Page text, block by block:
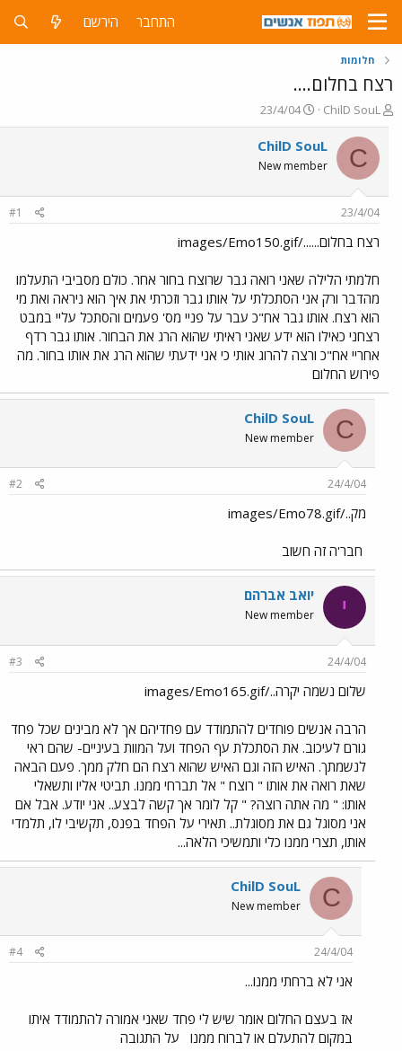
התחבר הירשם
חלומות
רצח בחלום....
פ
ו
ת
ח
ה
ש
א
ChilD SouL
פ
ו
ר
ם
ר
23/4/04
C
ChilD SouL
New member
23/4/04
#1
רצח בחלום....../images/Emo150.gif
חלמתי הלילה שאני רואה גבר שרוצח בחור אחר. כולם מסביבי התעלמו
מהדבר ורק אני הסתכלתי על אותו גבר וזכרתי את איך הוא ניראה ואת מי
הוא רצח. אותו גבר אח"כ עבר על פניי מס' פעמים והסתכל עליי במבט
רצחני כאילו הוא ידע שאני ראיתי שהוא הרג את הבחור. אותו גבר רדף
אחריי אח"כ ורצה להרוג אותי כי אני ידעתי שהוא הרג את אותו בחור. מה
פירוש החלום
C
ChilD SouL
New member
24/4/04
#2
מק../images/Emo78.gif
חבר'ה זה חשוב
י יואב אברהם
New member
24/4/04
#3
שלום נשמה יקרה../images/Emo165.gif
הרבה אנשים פוחדים להתמודד עם פחדיהם אך לא מבינים שכל פחד
גורם לעיכוב. את הסתכלת עף הפחד ועל המוות בעיניים- שהם ראי
לנשמתך. האיש הזה וגם האיש שהוא רצח הם חלק ממך. פעם הבאה
שאת רואה את אותו " רוצח " אל תברחי ממנו. תביטי אליו ותשאלי
אותו: " מה אתה רוצה? " קל לומר אך קשה לבצע.. אני יודע. אבל אם
אני מסוגל גם את מסוגלת.. תאירי על הפחד בפנס, תקשיבי לו, תלמדי
אותו, תצרי ממנו כלי ותמשיכי הלאה...
C
ChilD SouL
New member
24/4/04
#4
אני לא ברחתי ממנו...
אז בעצם החלום אומר שיש לי פחד שאני אמורה להתמודד איתו
במקום להתעלם או לברוח ממנו
על התגובה